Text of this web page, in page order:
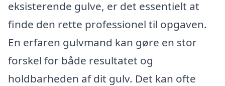
eksisterende gulve, er det essentielt at
finde den rette professionel til opgaven.
En erfaren gulvmand kan gøre en stor
forskel for både resultatet og
holdbarheden af dit gulv. Det kan ofte